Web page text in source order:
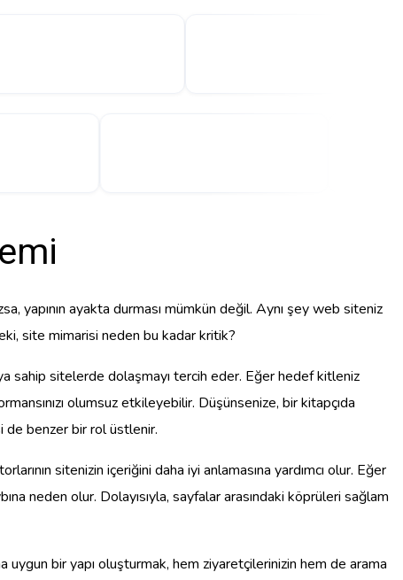
yapının ayakta durması mümkün değil. Aynı şey web siteniz
site mimarisi neden bu kadar kritik?
sahip sitelerde dolaşmayı tercih eder. Eğer hedef kitleniz
olumsuz etkileyebilir. Düşünsenize, bir kitapçıda
de benzer bir rol üstlenir.
sitenizin içeriğini daha iyi anlamasına yardımcı olur. Eğer
neden olur. Dolayısıyla, sayfalar arasındaki köprüleri sağlam
uygun bir yapı oluşturmak, hem ziyaretçilerinizin hem de arama